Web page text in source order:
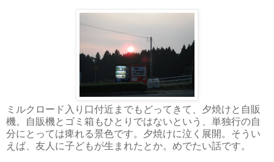
ミルクロード入り口付近までもどってきて、夕焼けと自販
機。自販機とゴミ箱もひとりではないという、単独行の自
分にとっては痺れる景色です。夕焼けに泣く展開。そうい
えば、友人に子どもが生まれたとか。めでたい話です。